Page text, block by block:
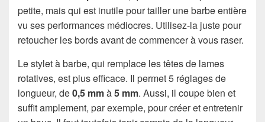
petite, mais qui est inutile pour tailler une barbe entière
vu ses performances médiocres. Utilisez-la juste pour
retoucher les bords avant de commencer à vous raser.
Le stylet à barbe, qui remplace les têtes de lames
rotatives, est plus efficace. Il permet 5 réglages de
longueur, de0,5 mmà5 mm. Aussi, il coupe bien et
suffit amplement, par exemple, pour créer et entretenir